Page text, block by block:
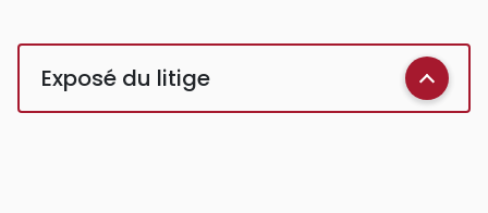
Exposé du litige